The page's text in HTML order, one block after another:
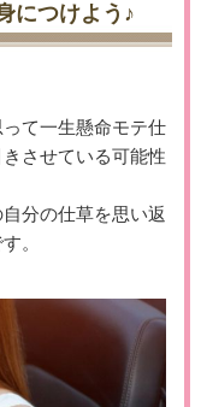
につけよう♪
って一生懸命モテ仕
させている可能性
分の仕草を思い返
。